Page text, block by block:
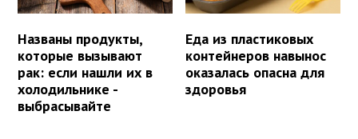
Названы продукты,
которые вызывают
рак: если нашли их в
холодильнике -
выбрасывайте
Еда из пластиковых
контейнеров навынос
оказалась опасна для
здоровья